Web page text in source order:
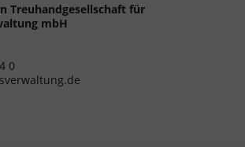
Treuhandgesellschaft für
mbH
0